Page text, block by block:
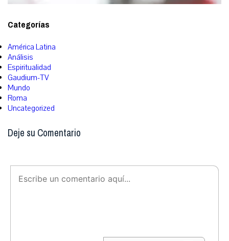
Categorías
América Latina
Análisis
Espiritualidad
Gaudium-TV
Mundo
Roma
Uncategorized
Deje su Comentario